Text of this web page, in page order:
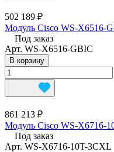
502 189 ₽
Модуль Cisco WS-X6516-
Под заказ
Арт. WS-X6516-GBIC
В корзину
861 213 ₽
Модуль Cisco WS-X6716-
Под заказ
Арт. WS-X6716-10T-3CXL